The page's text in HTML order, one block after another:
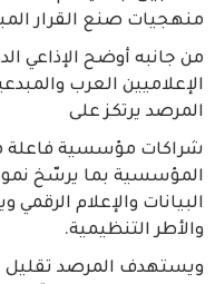
منهجيات صنع القرار
من جانبه أوضح الإذاعي
الإعلاميين العرب
المرصد يرتكز على
شراكات مؤسسية فاعلة
المؤسسية بما يرسّخ
البيانات والإعلام الرقمي
والأطر التنظيمية.
ويستهدف المرصد تقليل